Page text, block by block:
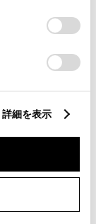
は、当社の
」をご覧くだ
詳細を表示